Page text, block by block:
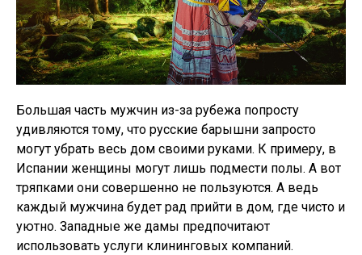
Большая часть мужчин из-за рубежа попросту
удивляются тому, что русские барышни запросто
могут убрать весь дом своими руками. К примеру, в
Испании женщины могут лишь подмести полы. А вот
тряпками они совершенно не пользуются. А ведь
каждый мужчина будет рад прийти в дом, где чисто и
уютно. Западные же дамы предпочитают
использовать услуги клининговых компаний.